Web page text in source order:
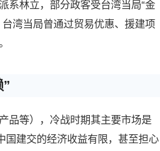
系林立，部分政客受台湾当局“金
湾当局曾通过贸易优惠、援建项
品等），冷战时期其主要市场是
国建交的经济收益有限，甚至担心